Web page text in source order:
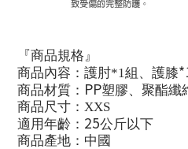
『商品規格』
商品內容：護肘*1組、護膝
商品材質： PP塑膠、聚酯纖
商品尺寸： XXS
適用年齡： 25公斤以下
商品產地：中國